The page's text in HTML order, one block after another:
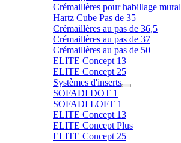
Crémaillères pour habillage mural
Hartz Cube Pas de 35
Crémaillères au pas de 36,5
Crémaillères au pas de 37
Crémaillères au pas de 50
ELITE Concept 13
ELITE Concept 25
Systèmes d'inserts
SOFADI DOT 1
SOFADI LOFT 1
ELITE Concept 13
ELITE Concept Plus
ELITE Concept 25